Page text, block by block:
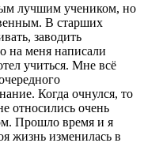
лучшим учеником, но
В старших
заводить
на меня написали
учиться. Мне всё
Когда очнулся, то
относились очень
Прошло время и я
жизнь изменилась в